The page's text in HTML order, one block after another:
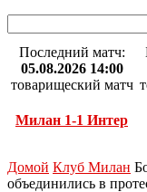
Последний матч:
05.08.2026 14:00
товарищеский матч
Милан 1-1 Интер
Домой Клуб Милан
объединились в